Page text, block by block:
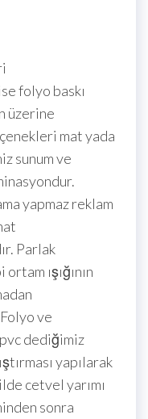
folyo baskı
üzerine
mat yada
sunum ve
yapmaz reklam
Parlak
ortam ışığının
ve
dediğimiz
yapılarak
cetvel yarımı
sonra